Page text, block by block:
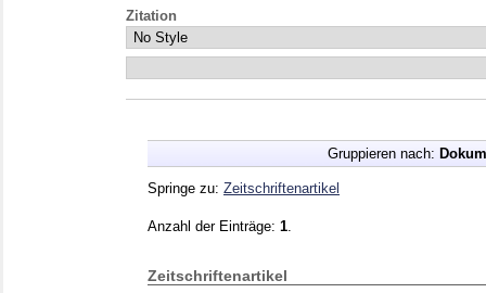
Zitation
Gruppieren nach:
Springe zu: Zeitschriftenartikel
Anzahl der Einträge: 1
Zeitschriftenartikel